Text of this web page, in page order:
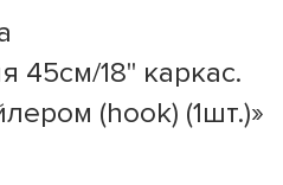
45см/18'' каркас.
(hook) (1шт.)»